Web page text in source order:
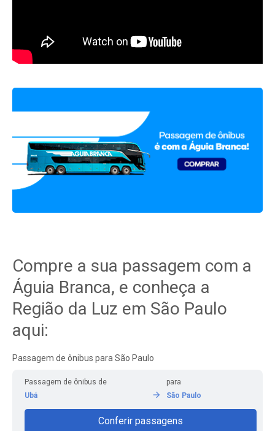
Compre a sua passagem com a
Águia Branca, e conheça a
Região da Luz em São Paulo
aqui:
Passagem de ônibus para São Paulo
Passagem de ônibus de
Ubá
para
São Paulo
Conferir passagens